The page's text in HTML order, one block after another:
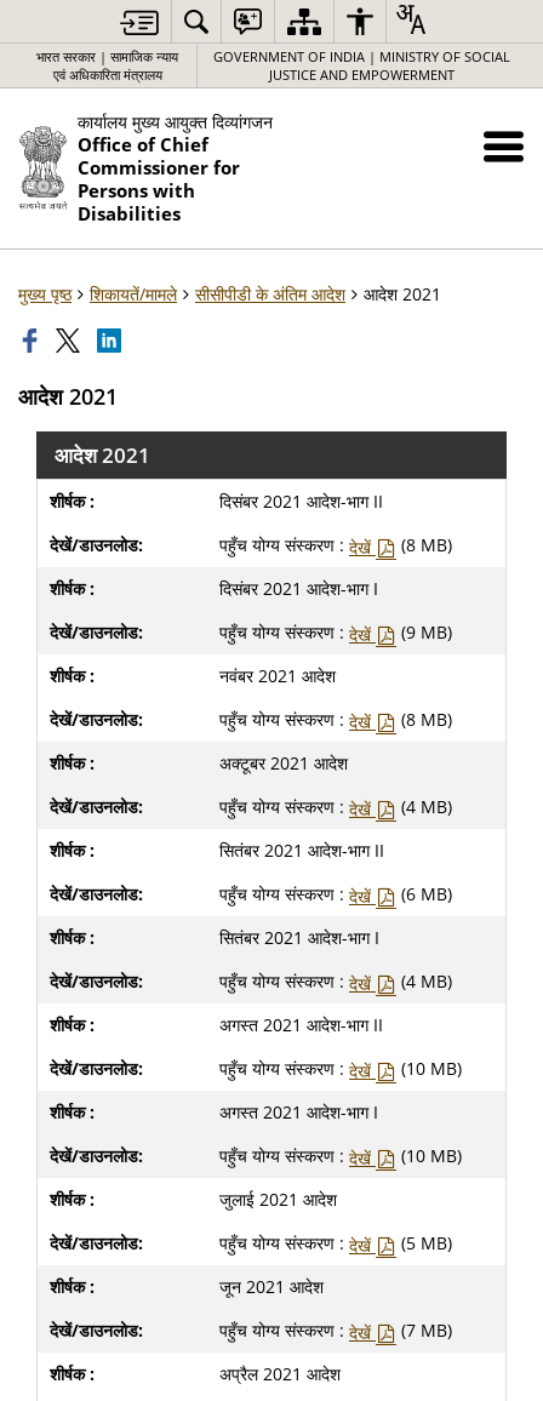
भारत सरकार | सामाजिक न्याय
एवं अधिकारिता मंत्रालय
GOVERNMENT OF INDIA | MINISTRY OF SOCIAL
JUSTICE AND EMPOWERMENT
कार्यालय मुख्य आयुक्त दिव्यांगजन
Office of Chief
Commissioner for
Persons with
Disabilities
मुख्य पृष्ठ शिकायतें/मामले सीसीपीडी के अंतिम आदेश आदेश 2021
आदेश 2021
आदेश 2021
दिसंबर 2021 आदेश-भाग II
पहुँच योग्य संस्करण : देखें
(8 MB)
दिसंबर 2021 आदेश-भाग I
पहुँच योग्य संस्करण : देखें
(9 MB)
नवंबर 2021 आदेश
पहुँच योग्य संस्करण : देखें
(8 MB)
अक्टूबर 2021 आदेश
पहुँच योग्य संस्करण : देखें
(4 MB)
सितंबर 2021 आदेश-भाग II
पहुँच योग्य संस्करण : देखें
(6 MB)
सितंबर 2021 आदेश-भाग I
पहुँच योग्य संस्करण : देखें
(4 MB)
अगस्त 2021 आदेश-भाग II
पहुँच योग्य संस्करण : देखें
(10 MB)
अगस्त 2021 आदेश-भाग I
पहुँच योग्य संस्करण : देखें
(10 MB)
जुलाई 2021 आदेश
पहुँच योग्य संस्करण : देखें
(5 MB)
जून 2021 आदेश
पहुँच योग्य संस्करण : देखें
(7 MB)
अप्रैल 2021 आदेश